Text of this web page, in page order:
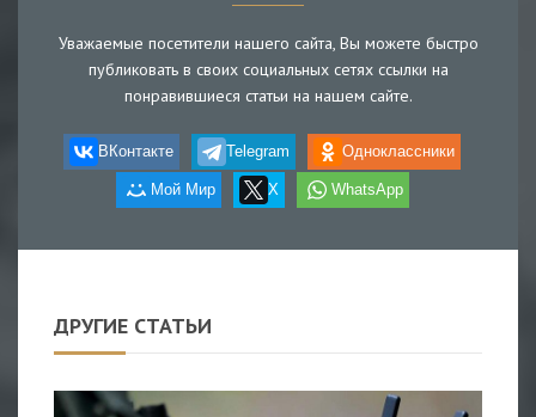
Уважаемые посетители нашего сайта, Вы можете быстро
публиковать в своих социальных сетях ссылки на
понравившиеся статьи на нашем сайте.
ВКонтакте Telegram Одноклассники
Мой Мир X WhatsApp
ДРУГИЕ СТАТЬИ